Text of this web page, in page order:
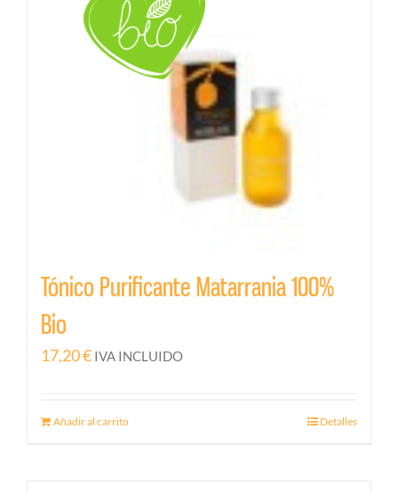
Tónico Purificante Matarrania 100%
Bio
17,20€ IVA INCLUIDO
Añadir al carrito Detalles